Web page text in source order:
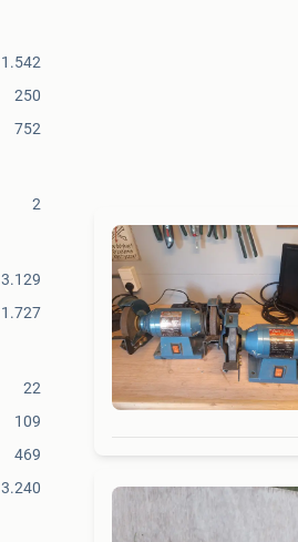
1.542
250
752
2
3.129
1.727
22
109
469
3.240